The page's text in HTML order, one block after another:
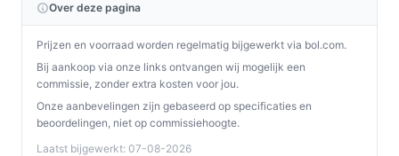
Over deze pagina
Prijzen en voorraad worden regelmatig bijgewerkt via bol.com.
Bij aankoop via onze links ontvangen wij mogelijk een
commissie, zonder extra kosten voor jou.
Onze aanbevelingen zijn gebaseerd op specificaties en
beoordelingen, niet op commissiehoogte.
Laatst bijgewerkt: 07-08-2026